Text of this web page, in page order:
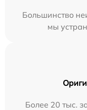
Большинство
мы
Более 20 тыс.